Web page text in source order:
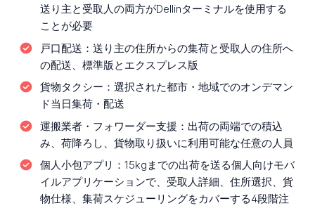
送り主と受取人の両方がDellinターミナルを使用する
ことが必要
戸口配送： 送り主の住所からの集荷と受取人の住所へ
の配送、標準版とエクスプレス版
貨物タクシー： 選択された都市・地域でのオンデマン
ド当日集荷・配送
運搬業者・フォワーダー支援： 出荷の両端での積込
み、荷降ろし、貨物取り扱いに利用可能な任意の人員
個人小包アプリ： 15kgまでの出荷を送る個人向けモバ
イルアプリケーションで、受取人詳細、住所選択、貨
物仕様、集荷スケジューリングをカバーする4段階注